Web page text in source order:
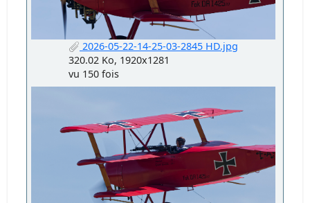
2026-05-22-14-25-03-2845 HD.jpg
320.02 Ko, 1920x1281
vu 150 fois